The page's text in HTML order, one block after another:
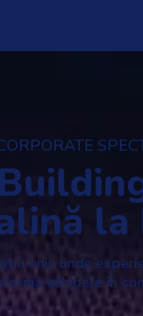
unic unde
echipele în